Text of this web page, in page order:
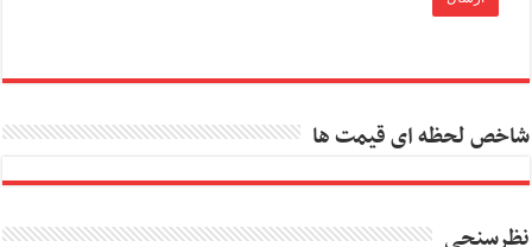
شاخص لحظه ای قیمت ها
نظرسنجی